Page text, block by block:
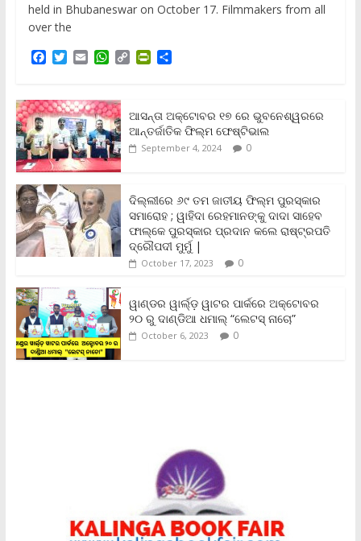
held in Bhubaneswar on October 17. Filmmakers from all
over the
F
e
b
o
o
k
T
t
t
e
r
E
i
l
W
t
s
A
p
p
C
L
i
n
k
P
t
F
r
i
d
l
y
S
e
ଆସନ୍ତା ଅକ୍ଟୋବର ୧୭ ରେ ଭୁବନେଶ୍ୱରରେ
ଆନ୍ତର୍ଜାତିକ ଫିଲ୍ମ ଫେଷ୍ଟିଭାଲ
September 4, 2024 0
ଦିଲ୍ଲୀରେ ୬୯ ତମ ଜାତୀୟ ଫିଲ୍ମ ପୁରସ୍କାର
ସମାରୋହ ; ୱାହିଦା ରେହମାନଙ୍କୁ ଦାଦା ସାହେବ
ଫାଲ୍‌କେ ପୁରସ୍କାର ପ୍ରଦାନ କଲେ ରାଷ୍ଟ୍ରପତି
ଦ୍ରୌପଦୀ ମୁର୍ମୁ |
October 17, 2023 0
ୱାଣ୍ଡର ୱାର୍ଲ୍‌ଡ଼ ୱାଟର ପାର୍କରେ ଅକ୍ଟୋବର
୨୦ ରୁ ଦାଣ୍ଡିଆ ଧମାଲ୍ “ଲେଟସ୍ ନାଚୋ”
October 6, 2023 0